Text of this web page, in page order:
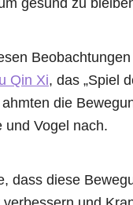
Qin Xi, das „Spiel
die
und Vogel nach.
dass diese